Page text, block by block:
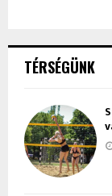
TÉRSÉGÜNK